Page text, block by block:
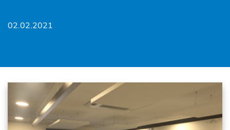
02.02.2021